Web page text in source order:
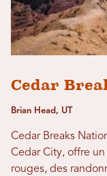
Cedar
Brian Head, UT
Cedar Breaks
Cedar City, offre
rouges, des